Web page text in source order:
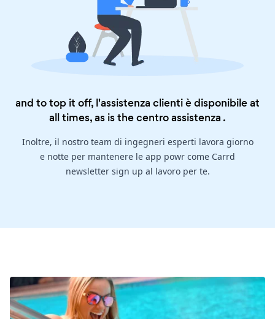
and to top it off, l'assistenza clienti è disponibile at
all times, as is thecentro assistenza .
Inoltre, il nostro team di ingegneri esperti lavora giorno
e notte per mantenere le app powr come Carrd
newsletter sign up al lavoro per te.